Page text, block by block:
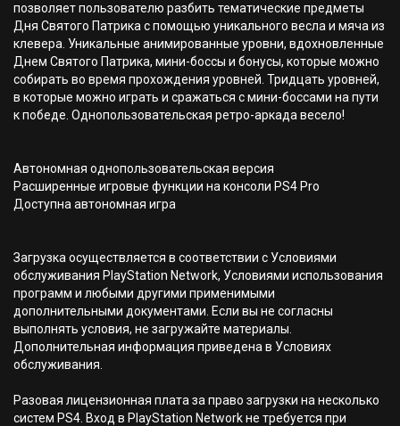
позволяет пользователю разбить тематические предметы
Дня Святого Патрика с помощью уникального весла и мяча из
клевера. Уникальные анимированные уровни, вдохновленные
Днем Святого Патрика, мини-боссы и бонусы, которые можно
собирать во время прохождения уровней. Тридцать уровней,
в которые можно играть и сражаться с мини-боссами на пути
к победе. Однопользовательская ретро-аркада весело!
Автономная однопользовательская версия
Расширенные игровые функции на консоли PS4 Pro
Доступна автономная игра
Загрузка осуществляется в соответствии с Условиями
обслуживания PlayStation Network, Условиями использования
программ и любыми другими применимыми
дополнительными документами. Если вы не согласны
выполнять условия, не загружайте материалы.
Дополнительная информация приведена в Условиях
обслуживания.
Разовая лицензионная плата за право загрузки на несколько
систем PS4. Вход в PlayStation Network не требуется при